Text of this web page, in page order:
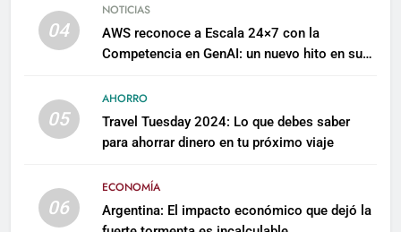
04
NOTICIAS
AWS reconoce a Escala 24×7 con la
Competencia en GenAI: un nuevo hito en su
05
AHORRO
Travel Tuesday 2024: Lo que debes saber
para ahorrar dinero en tu próximo viaje
06
ECONOMÍA
Argentina: El impacto económico que dejó la